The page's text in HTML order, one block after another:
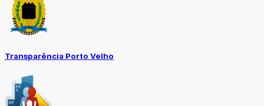
Transparência Porto Velho